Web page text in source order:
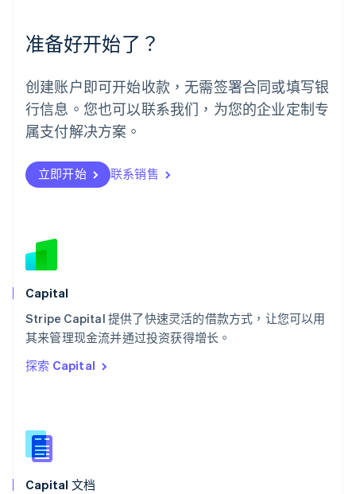
准备好开始了？
创建账户即可开始收款，无需签署合同或填写银
行信息。您也可以联系我们，为您的企业定制专
属支付解决方案。
立即开始 联系销售
Capital
Stripe Capital 提供了快速灵活的借款方式，让您可以用
其来管理现金流并通过投资获得增长。
探索 Capital
Capital 文档
挪威
葡萄牙
Português English
日本
日本語English
瑞典
瑞士
DeutschFrançais
斯洛伐克
斯洛文尼亚
泰国
ไทยEnglish
希腊
English
西班牙
新西兰
English
匈牙利
English